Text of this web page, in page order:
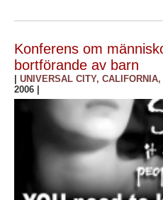
Konferens om
bortförande av barn
UNIVERSAL CITY, CALIFORNIA,
2006